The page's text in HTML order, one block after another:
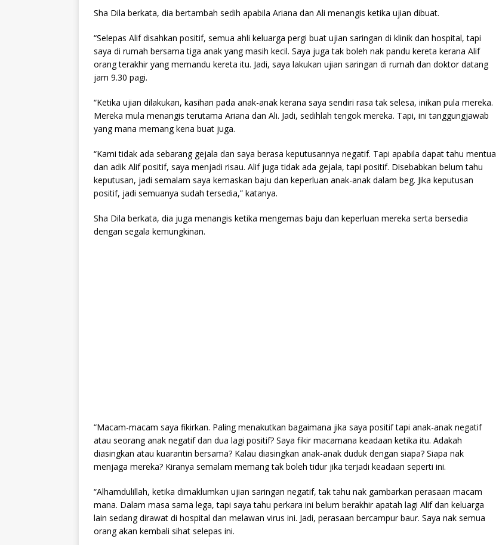
Sha Dila berkata, dia bertambah sedih apabila Ariana dan Ali menangis ketika ujian dibuat.
“Selepas Alif disahkan positif, semua ahli keluarga pergi buat ujian saringan di klinik dan hospital, tapi
saya di rumah bersama tiga anak yang masih kecil. Saya juga tak boleh nak pandu kereta kerana Alif
orang terakhir yang memandu kereta itu. Jadi, saya lakukan ujian saringan di rumah dan doktor datang
jam 9.30 pagi.
“Ketika ujian dilakukan, kasihan pada anak-anak kerana saya sendiri rasa tak selesa, inikan pula mereka.
Mereka mula menangis terutama Ariana dan Ali. Jadi, sedihlah tengok mereka. Tapi, ini tanggungjawab
yang mana memang kena buat juga.
“Kami tidak ada sebarang gejala dan saya berasa keputusannya negatif. Tapi apabila dapat tahu mentua
dan adik Alif positif, saya menjadi risau. Alif juga tidak ada gejala, tapi positif. Disebabkan belum tahu
keputusan, jadi semalam saya kemaskan baju dan keperluan anak-anak dalam beg. Jika keputusan
positif, jadi semuanya sudah tersedia,” katanya.
Sha Dila berkata, dia juga menangis ketika mengemas baju dan keperluan mereka serta bersedia
dengan segala kemungkinan.
“Macam-macam saya fikirkan. Paling menakutkan bagaimana jika saya positif tapi anak-anak negatif
atau seorang anak negatif dan dua lagi positif? Saya fikir macamana keadaan ketika itu. Adakah
diasingkan atau kuarantin bersama? Kalau diasingkan anak-anak duduk dengan siapa? Siapa nak
menjaga mereka? Kiranya semalam memang tak boleh tidur jika terjadi keadaan seperti ini.
“Alhamdulillah, ketika dimaklumkan ujian saringan negatif, tak tahu nak gambarkan perasaan macam
mana. Dalam masa sama lega, tapi saya tahu perkara ini belum berakhir apatah lagi Alif dan keluarga
lain sedang dirawat di hospital dan melawan virus ini. Jadi, perasaan bercampur baur. Saya nak semua
orang akan kembali sihat selepas ini.